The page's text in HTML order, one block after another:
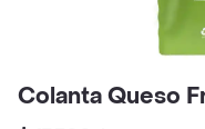
Colanta Queso